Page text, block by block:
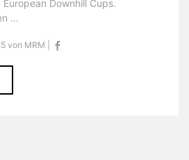
Downhill Cups.
...
von MRM |